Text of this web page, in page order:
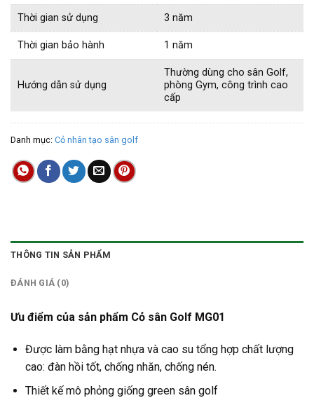
Thời gian sử dụng 3 năm
Thời gian bảo hành 1 năm
Hướng dẫn sử dụng
Thường dùng cho sân Golf,
phòng Gym, công trình cao
cấp
Danh mục: Cỏ nhân tạo sân golf
THÔNG TIN SẢN PHẨM
ĐÁNH GIÁ (0)
Ưu điểm của sản phẩm Cỏ sân Golf MG01
Được làm bằng hạt nhựa và cao su tổng hợp chất lượng
cao: đàn hồi tốt, chống nhăn, chống nén.
Thiết kế mô phỏng giống green sân golf